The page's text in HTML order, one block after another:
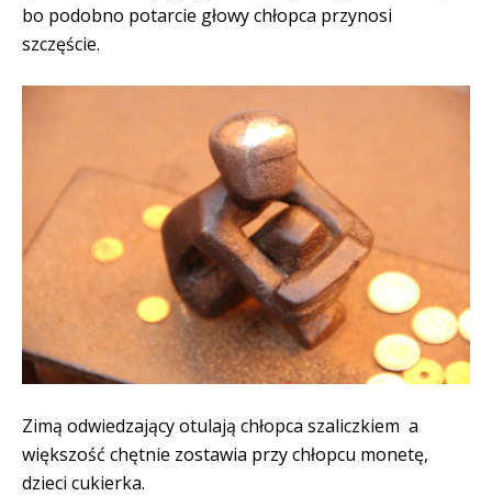
bo podobno potarcie głowy chłopca przynosi
szczęście.
Zimą odwiedzający otulają chłopca szaliczkiem a
większość chętnie zostawia przy chłopcu monetę,
dzieci cukierka.